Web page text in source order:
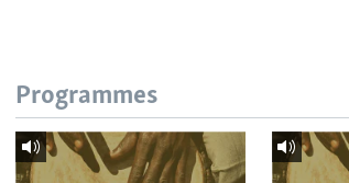
Programmes